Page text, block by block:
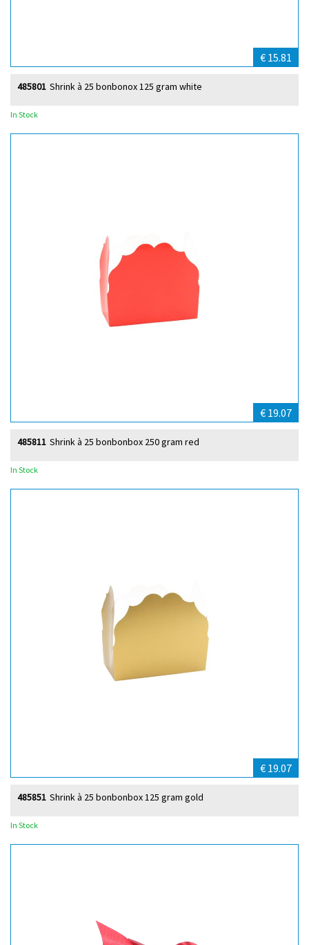
€ 15.81
Shrink à 25 bonbonox 125 gram white
485801
In Stock
€ 19.07
Shrink à 25 bonbonbox 250 gram red
485811
In Stock
€ 19.07
Shrink à 25 bonbonbox 125 gram gold
485851
In Stock